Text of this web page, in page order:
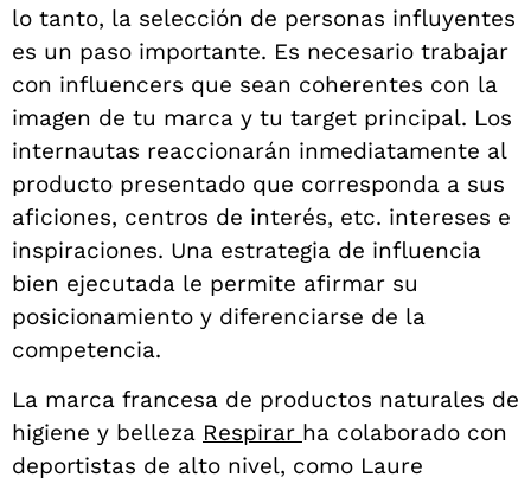
lo tanto, la selección de personas influyentes
es un paso importante. Es necesario trabajar
con influencers que sean coherentes con la
imagen de tu marca y tu target principal. Los
internautas reaccionarán inmediatamente al
producto presentado que corresponda a sus
aficiones, centros de interés, etc. intereses e
inspiraciones. Una estrategia de influencia
bien ejecutada le permite afirmar su
posicionamiento y diferenciarse de la
competencia.
La marca francesa de productos naturales de
higiene y belleza Respirar ha colaborado con
deportistas de alto nivel, como Laure